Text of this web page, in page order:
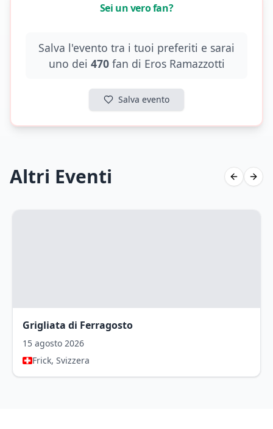
Sei un vero fan?
Salva l'evento tra i tuoi preferiti e sarai
uno dei 470fan di Eros Ramazzotti
Salva evento
Altri Eventi Previous
Grigliata di Ferragosto
15 agosto 2026
Frick, Svizzera